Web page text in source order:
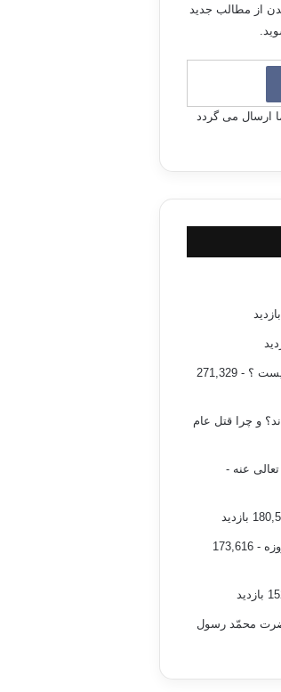
از مطالب جدید
ارسال می گردد
؟
- 271,329
و چرا قتل عام
عنه -
- 173,616
محمّد رسول